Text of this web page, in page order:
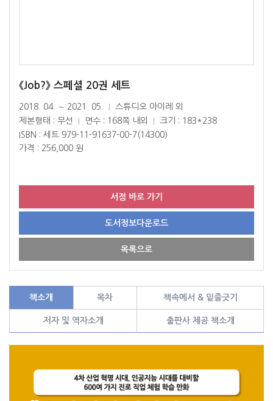
《Job?》 스페셜 20권 세트
2018. 04. ∼ 2021. 05.
스튜디오 아이레 외
제본형태 : 무선
면수 : 168쪽 내외
크기 : 183*238
ISBN : 세트 979-11-91637-00-7(14300)
가격 : 256,000 원
서점 바로 가기
도서정보다운로드
목록으로
책소개 목차 책속에서 & 밑줄긋기
저자 및 역자소개 출판사 제공 책소개